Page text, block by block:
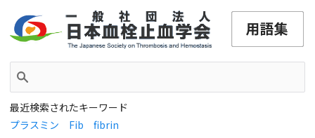
最近検索されたキーワード
プラスミン
Fib fibrin